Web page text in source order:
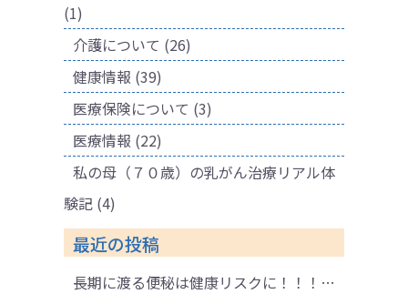
(1)
介護について (26)
健康情報 (39)
医療保険について (3)
医療情報 (22)
私の母（７０歳）の乳がん治療リアル体
験記 (4)
最近の投稿
長期に渡る便秘は健康リスクに！！！ 腐敗物質が溜まり健康に悪影響も！肌荒れの原因にも！